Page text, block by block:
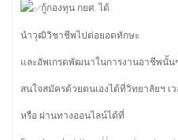
กู้กองทุน กยศ. ได้
นำวุฒิวิชาชีพไปต่อยอดทักษะ
และอัพเกรดพัฒนาในการงานอาชีพนั้น
สนใจสมัครด้วยตนเองได้ที่วิทยาลัยฯ เ
หรือ ผ่านทางออนไลน์ได้ที่